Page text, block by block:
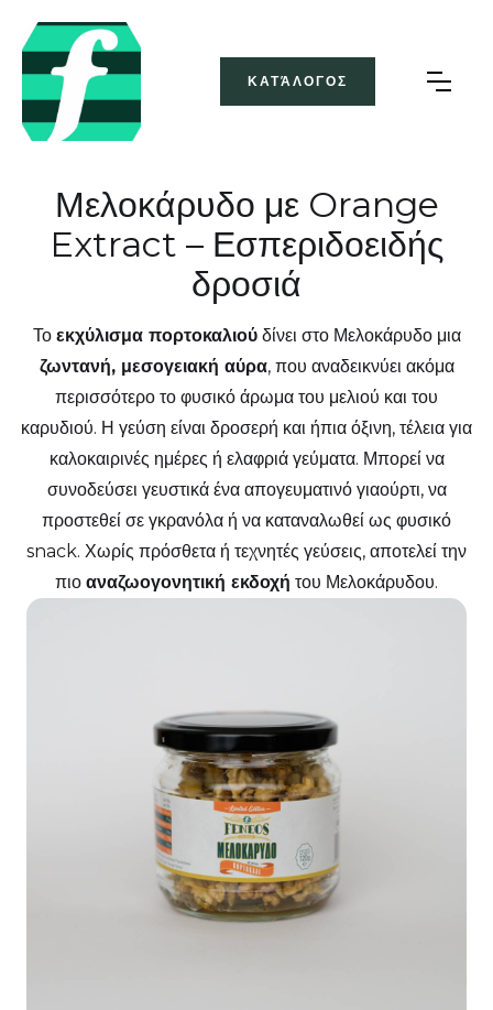
ΚΑΤΆΛΟΓΟΣ
Μελοκάρυδο με Orange
Extract – Εσπεριδοειδής
δροσιά
Το εκχύλισμα πορτοκαλιούδίνει στο Μελοκάρυδο μια
ζωντανή, μεσογειακή αύρα, που αναδεικνύει ακόμα
περισσότερο το φυσικό άρωμα του μελιού και του
καρυδιού. Η γεύση είναι δροσερή και ήπια όξινη, τέλεια για
καλοκαιρινές ημέρες ή ελαφριά γεύματα. Μπορεί να
συνοδεύσει γευστικά ένα απογευματινό γιαούρτι, να
προστεθεί σε γκρανόλα ή να καταναλωθεί ως φυσικό
snack. Χωρίς πρόσθετα ή τεχνητές γεύσεις, αποτελεί την
πιο αναζωογονητική εκδοχή του Μελοκάρυδου.